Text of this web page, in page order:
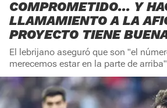
COMPROMETIDO... Y
LLAMAMIENTO A LA
PROYECTO TIENE
El lebrijano aseguró que son "el
merecemos estar en la parte de